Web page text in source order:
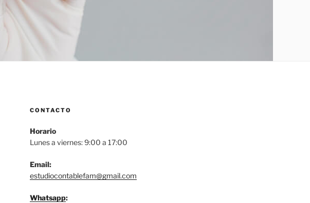
CONTACTO
Horario
Lunes a viernes: 9:00 a 17:00
Email:
estudiocontablefam@gmail.com
Whatsapp: